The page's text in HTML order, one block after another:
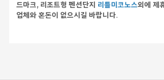
드마크, 리조트형 펜션단지 리틀미코노스외에 제
업체와 혼돈이 없으시길 바랍니다.